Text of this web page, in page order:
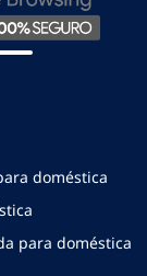
doméstica
para doméstica